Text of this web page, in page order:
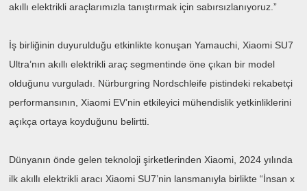
akıllı elektrikli araçlarımızla tanıştırmak için sabırsızlanıyoruz.”
İş birliğinin duyurulduğu etkinlikte konuşan Yamauchi, Xiaomi SU7
Ultra’nın akıllı elektrikli araç segmentinde öne çıkan bir model
olduğunu vurguladı. Nürburgring Nordschleife pistindeki rekabetçi
performansının, Xiaomi EV’nin etkileyici mühendislik yetkinliklerini
açıkça ortaya koyduğunu belirtti.
Dünyanın önde gelen teknoloji şirketlerinden Xiaomi, 2024 yılında
ilk akıllı elektrikli aracı Xiaomi SU7’nin lansmanıyla birlikte “İnsan x